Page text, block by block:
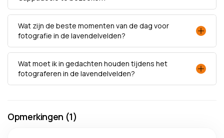
Wat zijn de beste momenten van de dag voor
fotografie in de lavendelvelden?
Wat moet ik in gedachten houden tijdens het
fotograferen in de lavendelvelden?
Opmerkingen (1)